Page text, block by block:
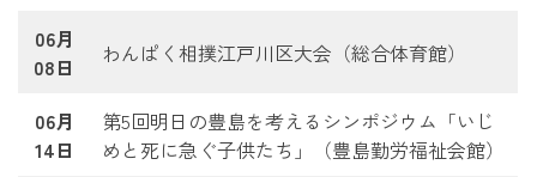
06月
08日
わんぱく相撲江戸川区大会（総合体育館）
06月
14日
第5回明日の豊島を考えるシンポジウム「いじ
めと死に急ぐ子供たち」（豊島勤労福祉会館）